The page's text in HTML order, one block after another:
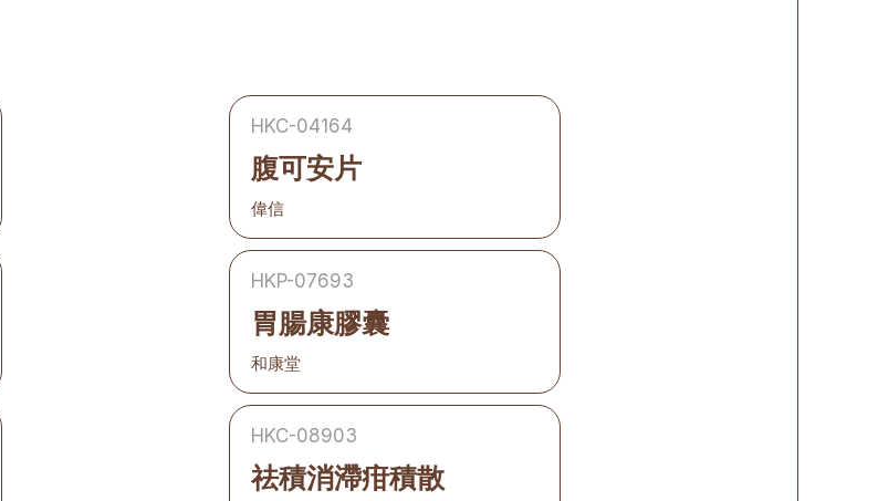
HKC-04164
腹可安片
偉信
HKP-07693
胃腸康膠囊
和康堂
HKC-08903
祛積消滯疳積散